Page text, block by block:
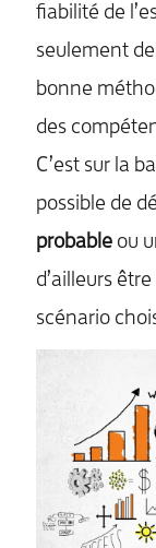
fiabilité de
seulement
bonne
des
C’est sur la
possible de
probableou
d’ailleurs
scénario